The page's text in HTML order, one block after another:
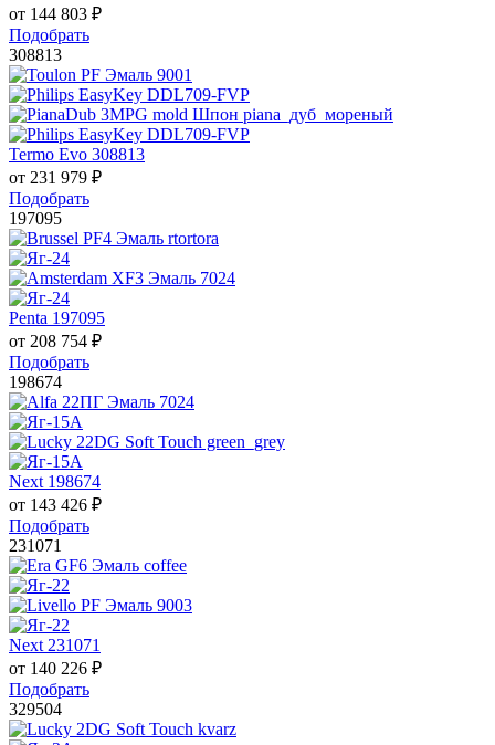
от 144 803 ₽
Подобрать
308813
Termo Evo 308813
от 231 979 ₽
Подобрать
197095
Penta 197095
от 208 754 ₽
Подобрать
198674
Next 198674
от 143 426 ₽
Подобрать
231071
Next 231071
от 140 226 ₽
Подобрать
329504